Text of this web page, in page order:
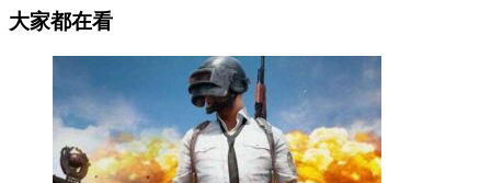
大家都在看